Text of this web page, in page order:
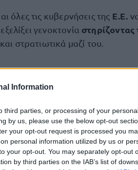
Information
third parties, or processing of your
by us, please use the below opt-out
your opt-out request is processed you
personal information utilized by us or
your opt-out. You may separately opt-out
by third parties on the IAB’s list of
όλες τις κυβερνήσεις της Ε.Ε.
γενοκτονία στηρίζοντας
στρατιωτικά μαζί του.
Flotilla Coalition από τις
της Γάζαςμεταφέροντας